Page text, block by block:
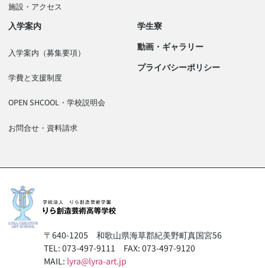
施設・アクセス
入学案内
入学案内（募集要項）
学費と支援制度
OPEN SHCOOL・学校説明会
お問合せ・資料請求
学生寮
動画・ギャラリー
プライバシーポリシー
〒640-1205 和歌山県海草郡紀美野町真国宮56
TEL: 073-497-9111 FAX: 073-497-9120
MAIL: lyra@lyra-art.jp